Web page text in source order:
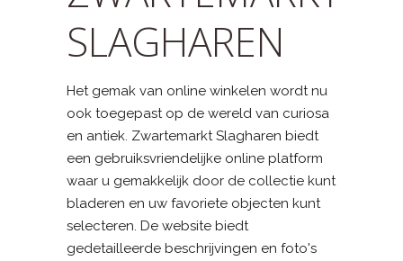
SLAGHAREN
Het gemak van online winkelen wordt nu
ook toegepast op de wereld van curiosa
en antiek. Zwartemarkt Slagharen biedt
een gebruiksvriendelijke online platform
waar u gemakkelijk door de collectie kunt
bladeren en uw favoriete objecten kunt
selecteren. De website biedt
gedetailleerde beschrijvingen en foto's